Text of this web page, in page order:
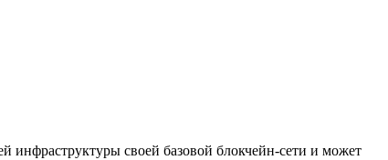
своей базовой блокчейн-сети и может